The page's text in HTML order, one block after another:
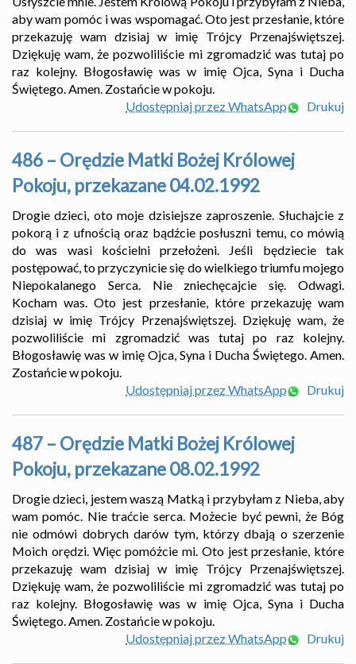
aby wam pomóc i was wspomagać. Oto jest przesłanie, które
przekazuję wam dzisiaj w imię Trójcy Przenajświętszej.
Dziękuję wam, że pozwoliliście mi zgromadzić was tutaj po
raz kolejny. Błogosławię was w imię Ojca, Syna i Ducha
Świętego. Amen. Zostańcie w pokoju.
Udostępniaj przez WhatsApp
Drukuj
486 – Orędzie Matki Bożej Królowej
Pokoju, przekazane 04.02.1992
Drogie dzieci, oto moje dzisiejsze zaproszenie. Słuchajcie z
pokorą i z ufnością oraz bądźcie posłuszni temu, co mówią
do was wasi kościelni przełożeni. Jeśli będziecie tak
postępować, to przyczynicie się do wielkiego triumfu mojego
Niepokalanego Serca. Nie zniechęcajcie się. Odwagi.
Kocham was. Oto jest przesłanie, które przekazuję wam
dzisiaj w imię Trójcy Przenajświętszej. Dziękuję wam, że
pozwoliliście mi zgromadzić was tutaj po raz kolejny.
Błogosławię was w imię Ojca, Syna i Ducha Świętego. Amen.
Zostańcie w pokoju.
Udostępniaj przez WhatsApp
Drukuj
487 – Orędzie Matki Bożej Królowej
Pokoju, przekazane 08.02.1992
Drogie dzieci, jestem waszą Matką i przybyłam z Nieba, aby
wam pomóc. Nie traćcie serca. Możecie być pewni, że Bóg
nie odmówi dobrych darów tym, którzy dbają o szerzenie
Moich orędzi. Więc pomóżcie mi. Oto jest przesłanie, które
przekazuję wam dzisiaj w imię Trójcy Przenajświętszej.
Dziękuję wam, że pozwoliliście mi zgromadzić was tutaj po
raz kolejny. Błogosławię was w imię Ojca, Syna i Ducha
Świętego. Amen. Zostańcie w pokoju.
Udostępniaj przez WhatsApp
Drukuj